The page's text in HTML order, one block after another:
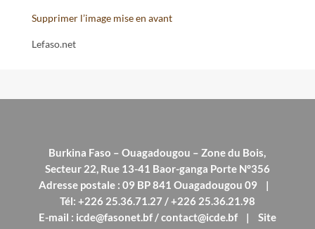
Supprimer l’image mise en avant
Lefaso.net
Burkina Faso – Ouagadougou – Zone du Bois,
Secteur 22, Rue 13-41 Baor-ganga Porte N°356
Adresse postale : 09 BP 841 Ouagadougou 09 |
Tél: +226 25.36.71.27 / +226 25.36.21.98
E-mail : icde@fasonet.bf / contact@icde.bf | Site